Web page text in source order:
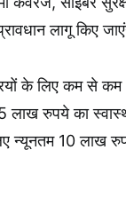
लागू किए
के लिए कम से
5 लाख रुपये का
न्यूनतम 10 लाख